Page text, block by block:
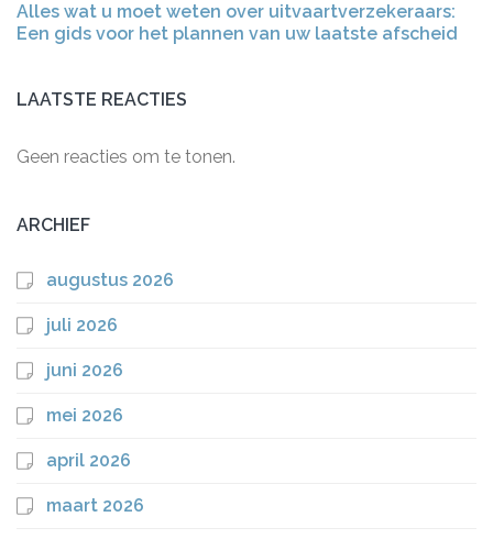
Alles wat u moet weten over uitvaartverzekeraars:
Een gids voor het plannen van uw laatste afscheid
LAATSTE REACTIES
Geen reacties om te tonen.
ARCHIEF
augustus 2026
juli 2026
juni 2026
mei 2026
april 2026
maart 2026